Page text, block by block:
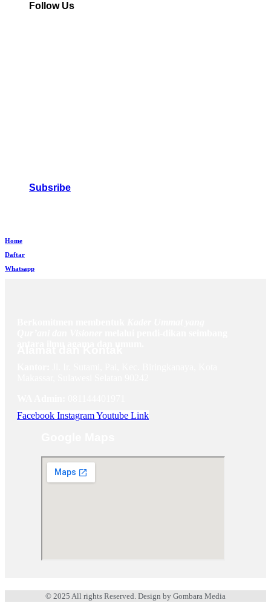
Follow Us
Subsribe
Home
Daftar
Whatsapp
Facebook InstagramYoutube Link
© 2025 All rights Reserved. Design by Gombara Media